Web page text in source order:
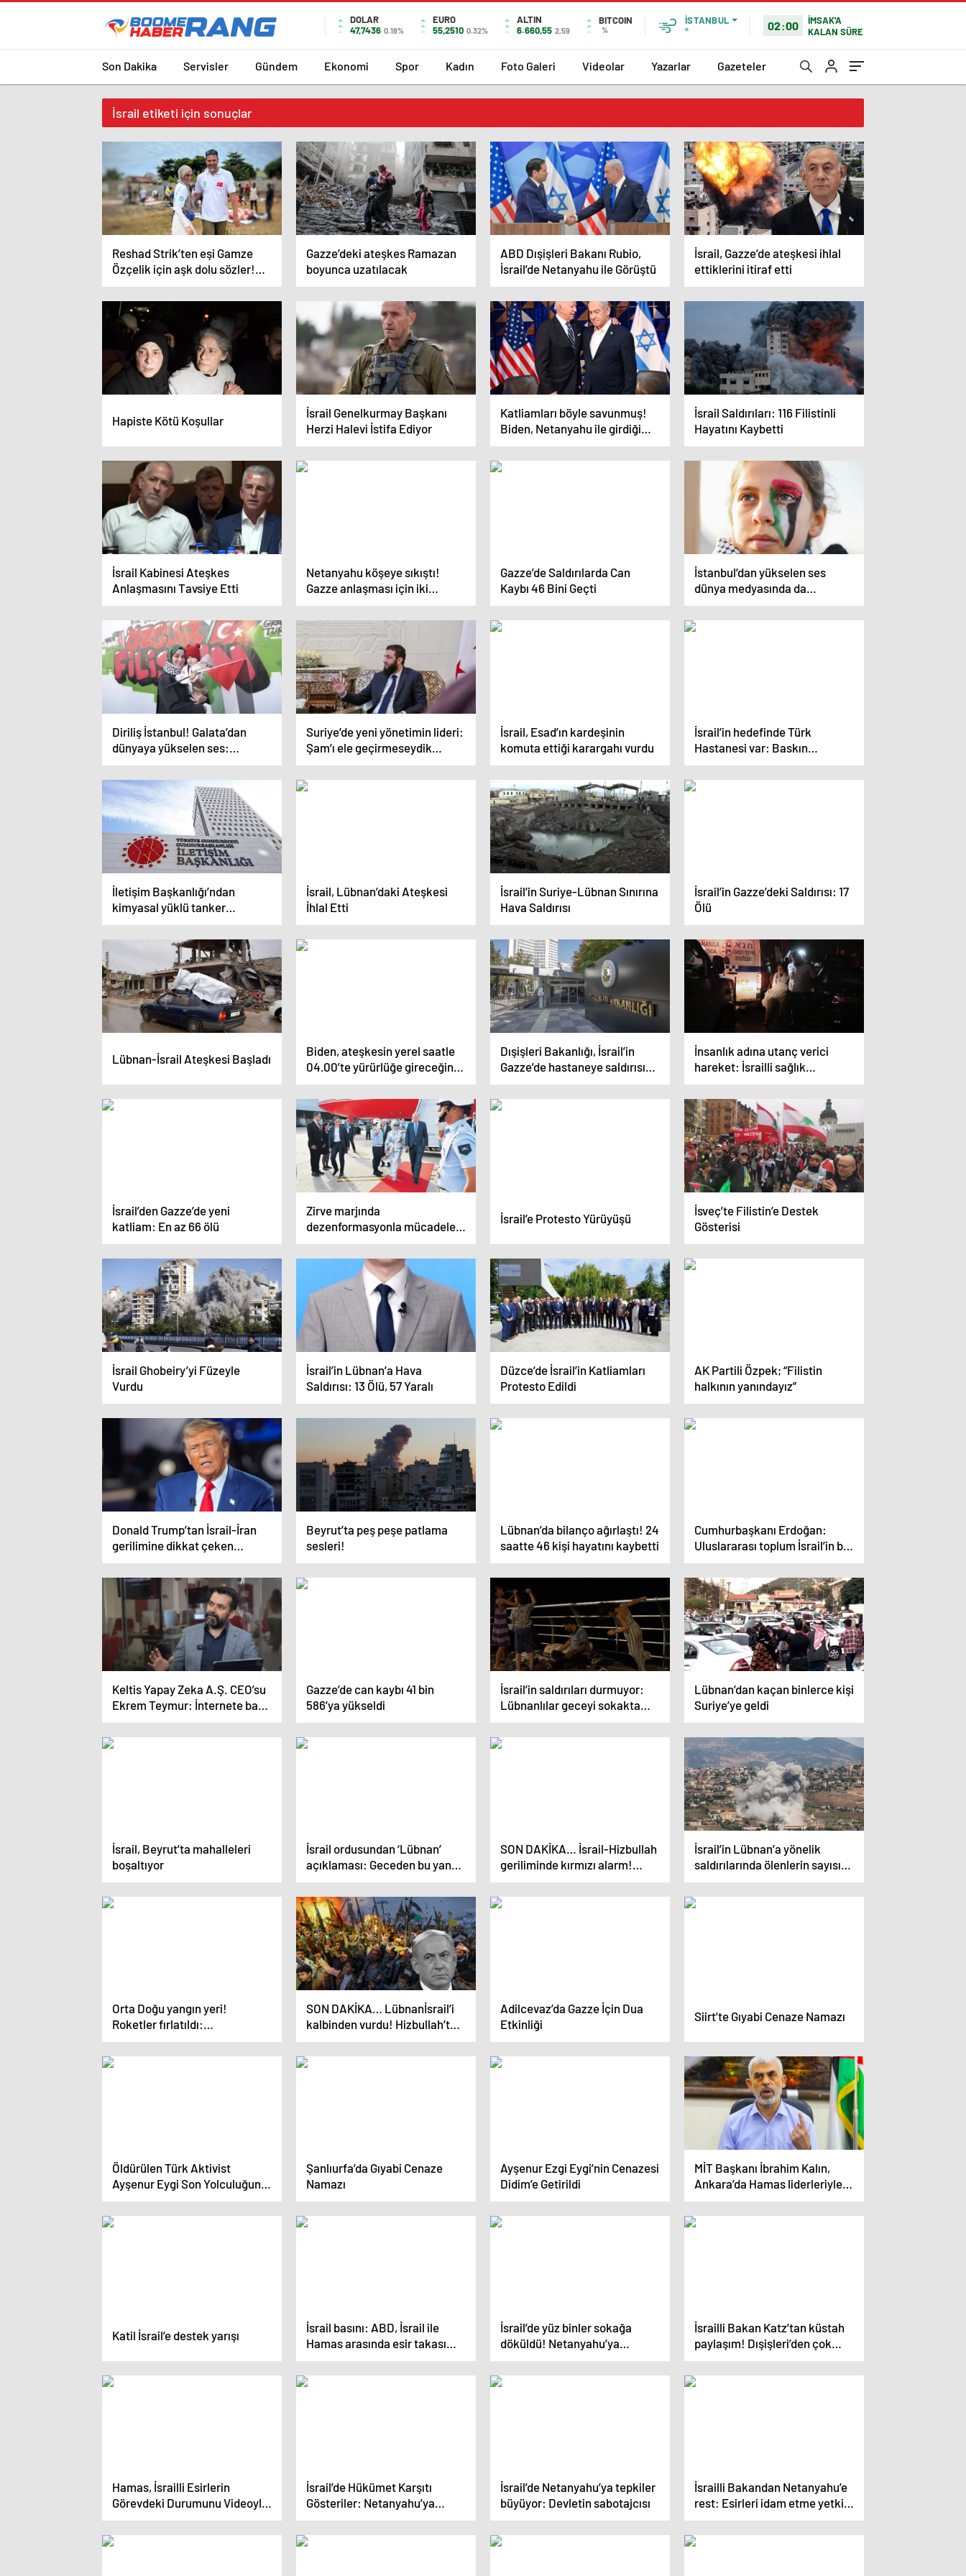
DOLAR
47,7436 0.18%
EURO
55,2510 0.32%
ALTIN
6.660,55 2,59
BITCOIN
%
İSTANBUL
°
02:00
İMSAK'A
KALAN SÜRE
Son Dakika Servisler Gündem Ekonomi Spor Kadın Foto Galeri Videolar Yazarlar Gazeteler
İsrail etiketi için sonuçlar
Reshad Strik’ten eşi Gamze
Özçelik için aşk dolu sözler!
“Benim cennetim…”
Gazze’deki ateşkes Ramazan
boyunca uzatılacak
ABD Dışişleri Bakanı Rubio,
İsrail’de Netanyahu ile Görüştü
İsrail, Gazze’de ateşkesi ihlal
ettiklerini itiraf etti
Hapiste Kötü Koşullar
İsrail Genelkurmay Başkanı
Herzi Halevi İstifa Ediyor
Katliamları böyle savunmuş!
Biden, Netanyahu ile girdiği
diyaloğu anlattı
İsrail Saldırıları: 116 Filistinli
Hayatını Kaybetti
İsrail Kabinesi Ateşkes
Anlaşmasını Tavsiye Etti
Netanyahu köşeye sıkıştı!
Gazze anlaşması için iki
senaryo
Gazze’de Saldırılarda Can
Kaybı 46 Bini Geçti
İstanbul’dan yükselen ses
dünya medyasında da
yankılandı
Diriliş İstanbul! Galata’dan
dünyaya yükselen ses:
Gazze’ye destek Aksa’ya
selam
Suriye’de yeni yönetimin lideri:
Şam’ı ele geçirmeseydik
bölgesel savaş çıkardı
İsrail, Esad’ın kardeşinin
komuta ettiği karargahı vurdu
İsrail’in hedefinde Türk
Hastanesi var: Baskın
düzenlendi, doktorlar
tutuklandı
İletişim Başkanlığı’ndan
kimyasal yüklü tanker
iddiasına yalanlama
İsrail, Lübnan’daki Ateşkesi
İhlal Etti
İsrail’in Suriye-Lübnan Sınırına
Hava Saldırısı
İsrail’in Gazze’deki Saldırısı: 17
Ölü
Lübnan-İsrail Ateşkesi Başladı
Biden, ateşkesin yerel saatle
04.00’te yürürlüğe gireceğini
açıkladı
Dışişleri Bakanlığı, İsrail’in
Gazze’de hastaneye saldırısını
kınadı
İnsanlık adına utanç verici
hareket: İsrailli sağlık
görevlisinden büyük
vicdansızlık!
İsrail’den Gazze’de yeni
katliam: En az 66 ölü
Zirve marjında
dezenformasyonla mücadele
toplantısı
İsrail’e Protesto Yürüyüşü
İsveç’te Filistin’e Destek
Gösterisi
İsrail Ghobeiry’yi Füzeyle
Vurdu
İsrail’in Lübnan’a Hava
Saldırısı: 13 Ölü, 57 Yaralı
Düzce’de İsrail’in Katliamları
Protesto Edildi
AK Partili Özpek; “Filistin
halkının yanındayız”
Donald Trump’tan İsrail-İran
gerilimine dikkat çeken
yorum!
Beyrut’ta peş peşe patlama
sesleri!
Lübnan’da bilanço ağırlaştı! 24
saatte 46 kişi hayatını kaybetti
Cumhurbaşkanı Erdoğan:
Uluslararası toplum İsrail’in bu
haydutluğuna daha fazla
sessiz kalamaz
Keltis Yapay Zeka A.Ş. CEO’su
Ekrem Teymur: İnternete bağlı
tüm cihazlar saldırı için
kullanılabilir
Gazze’de can kaybı 41 bin
586’ya yükseldi
İsrail’in saldırıları durmuyor:
Lübnanlılar geceyi sokakta
geçirdi
Lübnan’dan kaçan binlerce kişi
Suriye’ye geldi
İsrail, Beyrut’ta mahalleleri
boşaltıyor
İsrail ordusundan ‘Lübnan’
açıklaması: Geceden bu yana
140’tan fazla hedef vuruldu
SON DAKİKA… İsrail-Hizbullah
geriliminde kırmızı alarm!
Lübnan halkına önce ‘Terk
edin’ tehdidi ardından bomba:
En az 182 ölü!
İsrail’in Lübnan’a yönelik
saldırılarında ölenlerin sayısı
274’e çıktı
Orta Doğu yangın yeri!
Roketler fırlatıldı:
İsrailBeyrut’u,
HizbullahHayfa’yı vuruyor
SON DAKİKA… Lübnanİsrail’i
kalbinden vurdu! Hizbullah’tan
tansiyonu yükselten açıklama:
Karşılık veririz!
Adilcevaz’da Gazze İçin Dua
Etkinliği
Siirt’te Gıyabi Cenaze Namazı
Öldürülen Türk Aktivist
Ayşenur Eygi Son Yolculuğuna
Hazırlanıyor
Şanlıurfa’da Gıyabi Cenaze
Namazı
Ayşenur Ezgi Eygi’nin Cenazesi
Didim’e Getirildi
MİT Başkanı İbrahim Kalın,
Ankara’da Hamas liderleriyle
görüştü
Katil İsrail’e destek yarışı
İsrail basını: ABD, İsrail ile
Hamas arasında esir takası
anlaşması için yeni bir teklif
sunacak
İsrail’de yüz binler sokağa
döküldü! Netanyahu’ya
ateşkes çağrısı
İsrailli Bakan Katz’tan küstah
paylaşım! Dışişleri’den çok
sert tepki: İftira ve yalan dolu
bir paylaşım!
Hamas, İsrailli Esirlerin
Görevdeki Durumunu Videoyla
Açıkladı
İsrail’de Hükümet Karşıtı
Gösteriler: Netanyahu’ya
Ateşkes Çağrısı
İsrail’de Netanyahu’ya tepkiler
büyüyor: Devletin sabotajcısı
İsrailli Bakandan Netanyahu’e
rest: Esirleri idam etme yetkisi
dahi var